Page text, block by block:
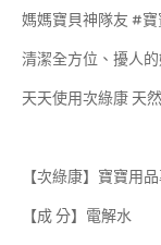
媽媽寶貝神隊友 #寶
清潔全方位、擾人
天天使用次綠康 天
【次綠康】寶寶用
【成 分】電解水